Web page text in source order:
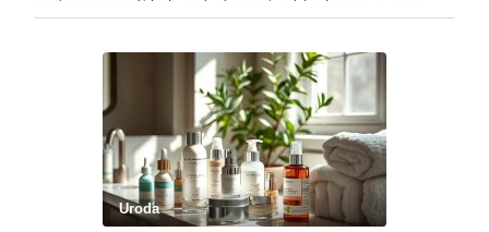
poczuć się lepiej w swoim ciele, odpowiednio dobrane
Uroda